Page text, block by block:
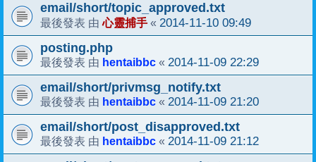
email/short/topic_approved.txt
最後發表 由心靈捕手 « 2014-11-10 09:49
posting.php
最後發表 由 hentaibbc « 2014-11-09 22:29
email/short/privmsg_notify.txt
最後發表 由 hentaibbc « 2014-11-09 21:20
email/short/post_disapproved.txt
最後發表 由 hentaibbc « 2014-11-09 21:12